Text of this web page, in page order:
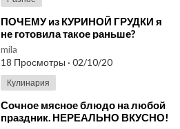
⁣ПОЧЕМУ из КУРИНОЙ ГРУДКИ я
не готовила такое раньше?
Покоряет сразу! Мясное блюдо
на любой случай
mila
18 Просмотры · 02/10/20
Кулинария
⁣Сочное мясное блюдо на любой
праздник. НЕРЕАЛЬНО ВКУСНО!